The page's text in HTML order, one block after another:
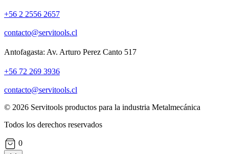
+56 2 2556 2657
contacto@servitools.cl
Antofagasta: Av. Arturo Perez Canto 517
+56 72 269 3936
contacto@servitools.cl
© 2026 Servitools productos para la industria Metalmecánica
Todos los derechos reservados
0